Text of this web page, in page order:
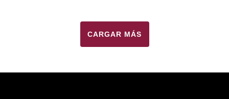
CARGAR MÁS